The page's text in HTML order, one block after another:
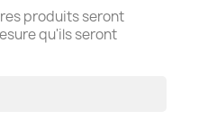
produits seront
qu'ils seront